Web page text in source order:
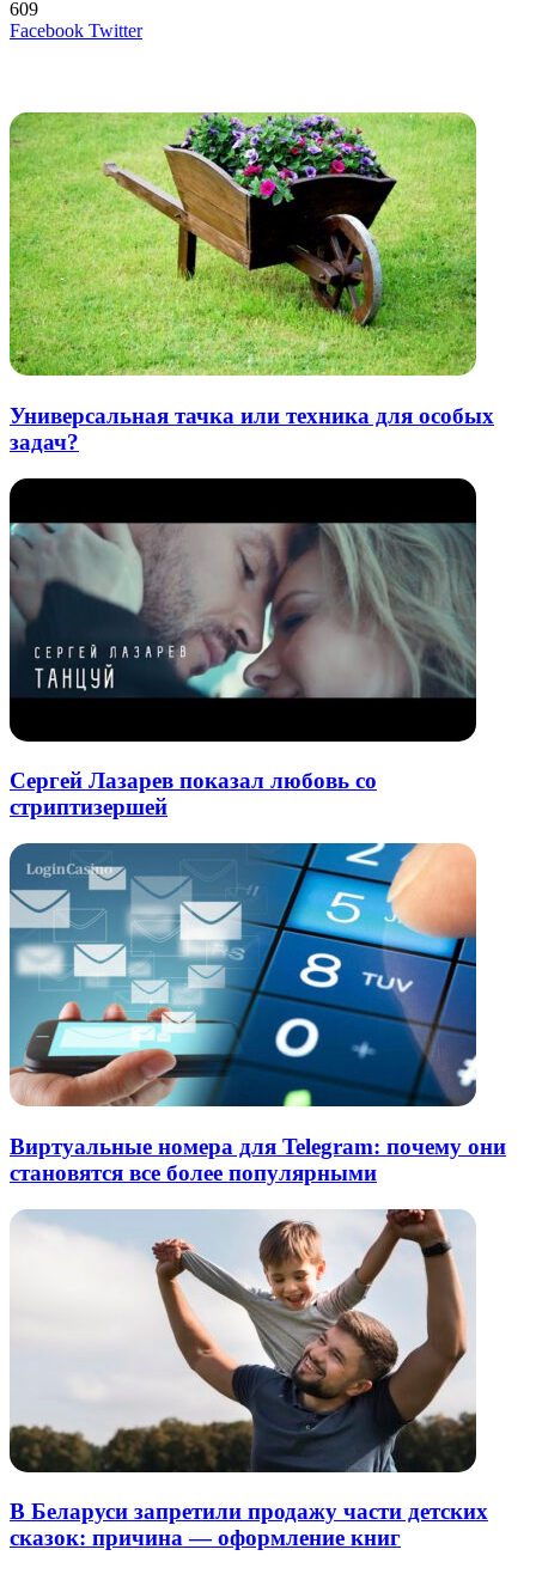
609
Facebook TwitterLinkedIn
Tumblr
Reddit
Вконтакте
Одноклассники
Skype
Messenger
Messenger
WhatsApp
Telegram
Viber
Line
Поделиться
Печатать
Универсальная тачка или техника для особых
задач?
Сергей Лазарев показал любовь со
стриптизершей
Виртуальные номера для Telegram: почему они
становятся все более популярными
В Беларуси запретили продажу части детских
сказок: причина — оформление книг